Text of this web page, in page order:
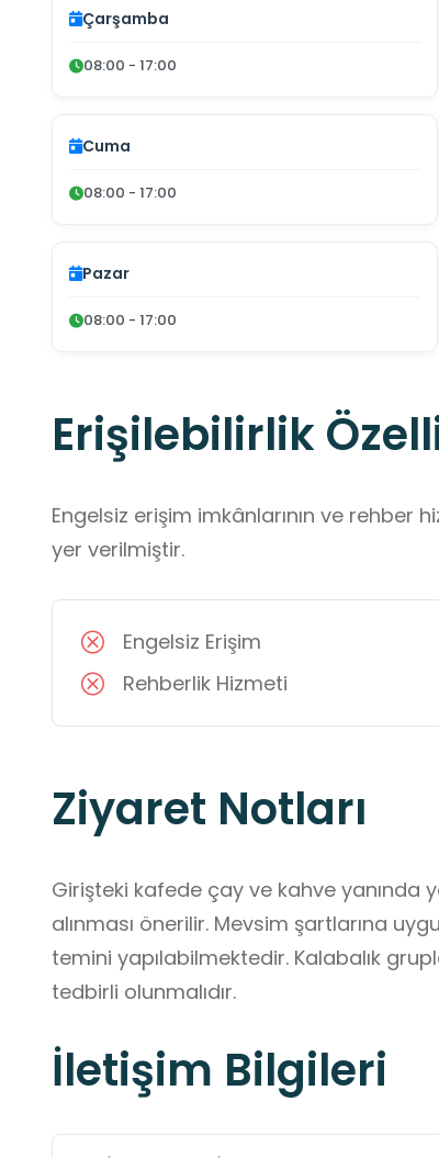
Çarşamba
08:00 - 17:00
Cuma
08:00 - 17:00
Pazar
08:00 - 17:00
Erişilebilirlik
Engelsiz erişim imkânlarının ve rehber
yer verilmiştir.
Engelsiz Erişim
Rehberlik Hizmeti
Ziyaret Notları
Girişteki kafede çay ve kahve yanında
alınması önerilir. Mevsim şartlarına
temini yapılabilmektedir. Kalabalık
tedbirli olunmalıdır.
İletişim Bilgileri